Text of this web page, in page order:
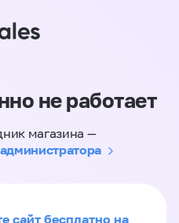
не работает
магазина —
сайт бесплатно на